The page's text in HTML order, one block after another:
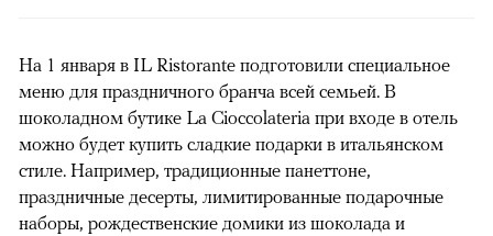
На 1 января в IL Ristorante подготовили специальное
меню для праздничного бранча всей семьей. В
шоколадном бутике La Cioccolateria при входе в отель
можно будет купить сладкие подарки в итальянском
стиле. Например, традиционные панеттоне,
праздничные десерты, лимитированные подарочные
наборы, рождественские домики из шоколада и